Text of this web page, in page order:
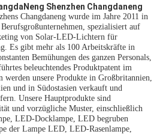
Shenzhen Changdaneng
Changdaneng wurde im Jahre 2011 in
spezialisiert auf
von Solar-LED-Lichtern für
Es gibt mehr als 100 Arbeitskräfte in
Bemühungen des ganzen Personals,
beleuchtendes Produktpatent im
werden unsere Produkte in Großbritannien,
und in Südostasien verkauft und
Unsere Hauptprodukte sind
und vorzügliche Muster, einschließlich
LED-Docklampe, LED begruben
der Lampe LED, LED-Rasenlampe,